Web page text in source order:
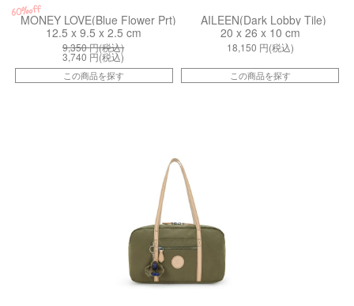
60%off
MONEY LOVE(Blue Flower Prt)
12.5 x 9.5 x 2.5 cm
9,350円(税込)
3,740 円(税込)
この商品を探す
AILEEN(Dark Lobby Tile)
20 x 26 x 10 cm
18,150 円(税込)
この商品を探す